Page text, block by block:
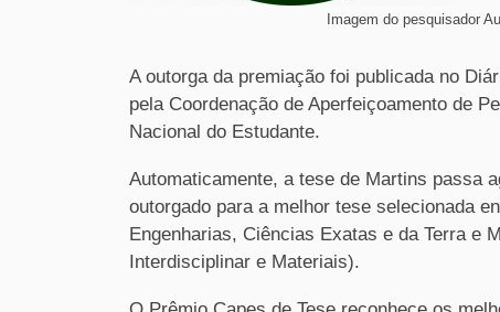
Imagem do pesquisador
A outorga da premiação foi publicada no
pela Coordenação de Aperfeiçoamento de
Nacional do Estudante.
Automaticamente, a tese de Martins passa
outorgado para a melhor tese selecionada
Engenharias, Ciências Exatas e da Terra e
Interdisciplinar e Materiais).